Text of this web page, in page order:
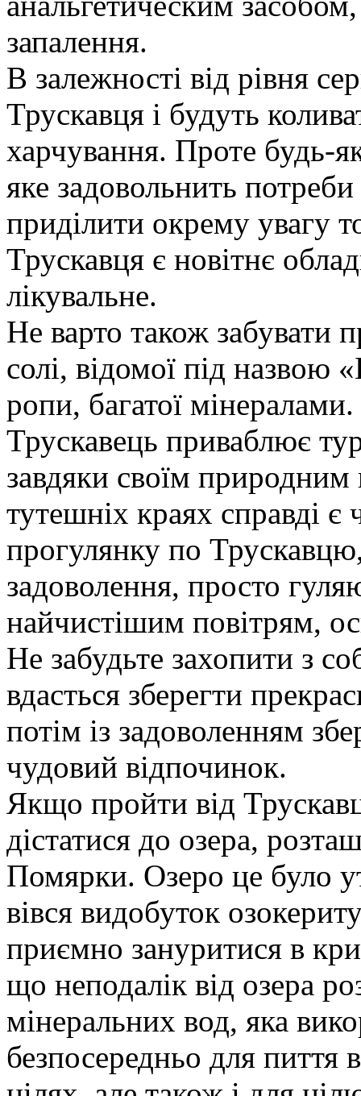
запалення.
В залежності від рівня
Трускавця і будуть
харчування. Проте будь-
яке задовольнить
приділити окрему увагу
Трускавця є новітнє
лікувальне.
Не варто також забувати
солі, відомої під
ропи, багатої мінералами.
Трускавець приваблює
завдяки своїм
тутешніх краях справді
прогулянку по
задоволення, просто
найчистішим повітрям,
Не забудьте захопити з
вдасться зберегти
потім із задоволенням
чудовий відпочинок.
Якщо пройти від
дістатися до озера,
Помярки. Озеро це було
вівся видобуток
приємно зануритися в
що неподалік від озера
мінеральних вод, яка
безпосередньо для пиття